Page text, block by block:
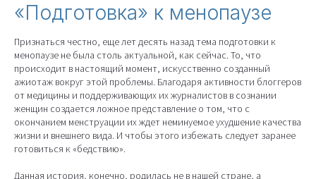
«Подготовка» к менопаузе
Признаться честно, еще лет десять назад тема подготовки к
менопаузе не была столь актуальной, как сейчас. То, что
происходит в настоящий момент, искусственно созданный
ажиотаж вокруг этой проблемы. Благодаря активности блоггеров
от медицины и поддерживающих их журналистов в сознании
женщин создается ложное представление о том, что с
окончанием менструации их ждет неминуемое ухудшение качества
жизни и внешнего вида. И чтобы этого избежать следует заранее
готовиться к «бедствию».
Данная история, конечно, родилась не в нашей стране, а